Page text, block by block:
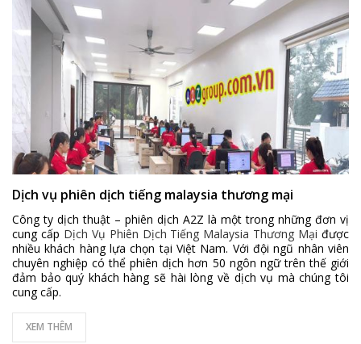
Dịch vụ phiên dịch tiếng malaysia thương mại
Công ty dịch thuật – phiên dịch A2Z là một trong những đơn vị
cung cấp Dịch Vụ Phiên Dịch Tiếng Malaysia Thương Mại được
nhiều khách hàng lựa chọn tại Việt Nam. Với đội ngũ nhân viên
chuyên nghiệp có thể phiên dịch hơn 50 ngôn ngữ trên thế giới
đảm bảo quý khách hàng sẽ hài lòng về dịch vụ mà chúng tôi
cung cấp.
XEM THÊM